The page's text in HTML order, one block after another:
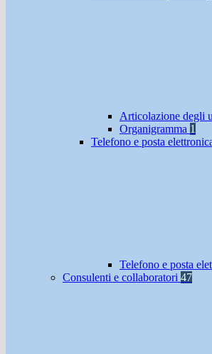
Articolazione degli
Organigramma 1
Telefono e posta
Telefono e posta
Consulenti e collaboratori 47